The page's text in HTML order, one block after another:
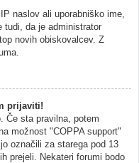
naslov ali uporabniško ime,
tudi, da je administrator
novih obiskovalcev. Z
prijaviti!
Če sta pravilna, potem
možnost "COPPA support"
označili za starega pod 13
prejeli. Nekateri forumi bodo